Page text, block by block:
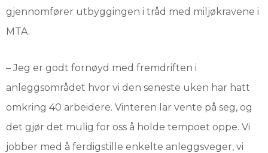
gjennomfører utbyggingen i tråd med miljøkravene i
MTA.
– Jeg er godt fornøyd med fremdriften i
anleggsområdet hvor vi den seneste uken har hatt
omkring 40 arbeidere. Vinteren lar vente på seg, og
det gjør det mulig for oss å holde tempoet oppe. Vi
jobber med å ferdigstille enkelte anleggsveger, vi